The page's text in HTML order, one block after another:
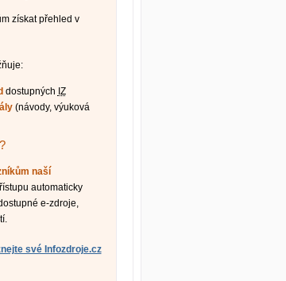
získat přehled v
dostupných IZ
(návody, výuková
naší
automaticky
e-zdroje,
své Infozdroje.cz